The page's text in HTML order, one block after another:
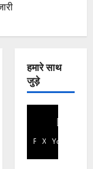
हमारे साथ
जुड़े
Facebook
X YouTube